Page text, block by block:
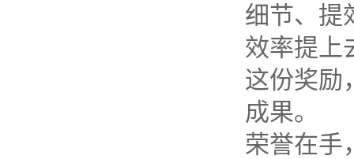
细节、提
效率提上
这份奖励
成果。
荣誉在手